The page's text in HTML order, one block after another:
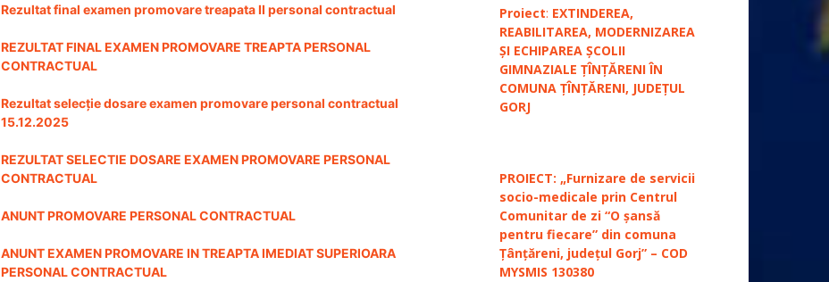
Rezultat final examen promovare treapata II personal contractual
REZULTAT FINAL EXAMEN PROMOVARE TREAPTA PERSONAL
CONTRACTUAL
Rezultat selecție dosare examen promovare personal contractual
15.12.2025
REZULTAT SELECTIE DOSARE EXAMEN PROMOVARE PERSONAL
CONTRACTUAL
ANUNT PROMOVARE PERSONAL CONTRACTUAL
ANUNT EXAMEN PROMOVARE IN TREAPTA IMEDIAT SUPERIOARA
PERSONAL CONTRACTUAL
Proiect: EXTINDEREA,
REABILITAREA, MODERNIZAREA
ȘI ECHIPAREA ȘCOLII
GIMNAZIALE ȚÎNȚĂRENI ÎN
COMUNA ȚÎNȚĂRENI, JUDEȚUL
GORJ
PROIECT: „Furnizare de servicii
socio-medicale prin Centrul
Comunitar de zi “O șansă
pentru fiecare” din comuna
Țânțăreni, județul Gorj” – COD
MYSMIS 130380